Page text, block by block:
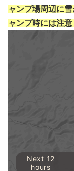
ャンプ場周辺に
ャンプ時には注意